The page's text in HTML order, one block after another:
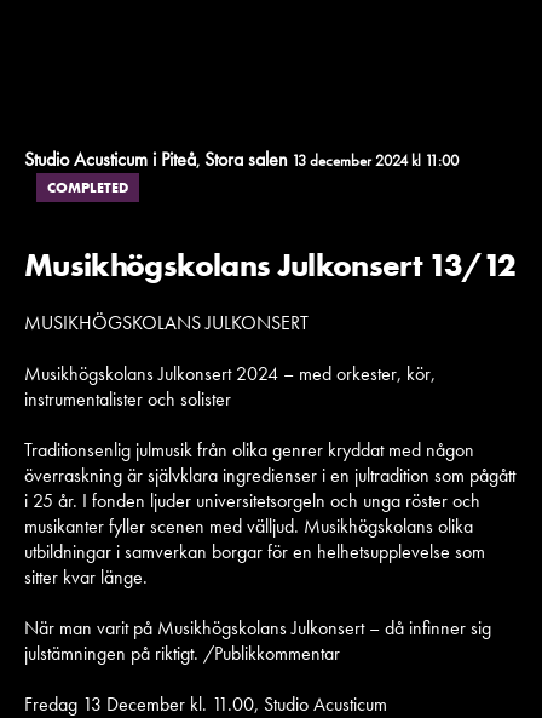
Studio Acusticum i Piteå, Stora salen 13 december 2024 kl 11:00
COMPLETED
Musikhögskolans Julkonsert 13/12
MUSIKHÖGSKOLANS JULKONSERT
Musikhögskolans Julkonsert 2024 – med orkester, kör,
instrumentalister och solister
Traditionsenlig julmusik från olika genrer kryddat med någon
överraskning är självklara ingredienser i en jultradition som pågått
i 25 år. I fonden ljuder universitetsorgeln och unga röster och
musikanter fyller scenen med välljud. Musikhögskolans olika
utbildningar i samverkan borgar för en helhetsupplevelse som
sitter kvar länge.
När man varit på Musikhögskolans Julkonsert – då infinner sig
julstämningen på riktigt. /Publikkommentar
Fredag 13 December kl. 11.00, Studio Acusticum